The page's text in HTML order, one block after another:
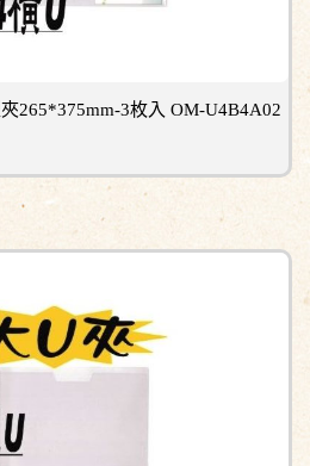
265*375mm-3枚入 OM-U4B4A02